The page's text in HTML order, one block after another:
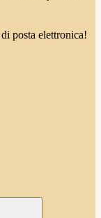
posta elettronica!